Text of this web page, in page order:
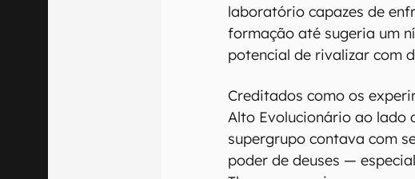
laboratório capazes de
formação até sugeria um
potencial de rivalizar com
Creditados como os
Alto Evolucionário ao lado
supergrupo contava com
poder de deuses —